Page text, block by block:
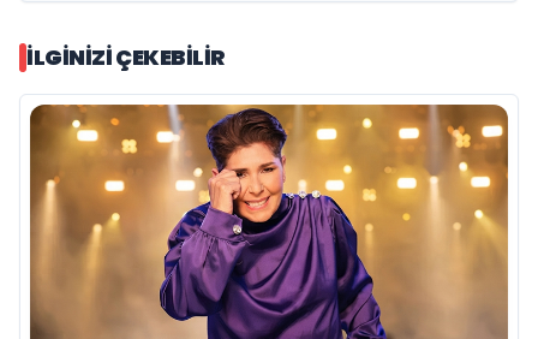
İLGINIZI ÇEKEBILIR